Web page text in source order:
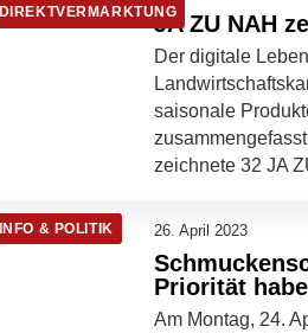
DIREKTVERMARKTUNGJA ZU NAH
Der digitale
saisonale
zeichnete 32 JA
INFO & POLITIK 26. April 2023
Priorität
Am Montag, 24.